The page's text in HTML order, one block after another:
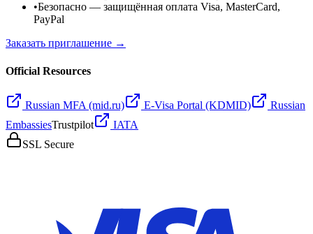
•Безопасно — защищённая оплата Visa, MasterCard,
PayPal
Заказать приглашение →
Official Resources
Russian MFA (mid.ru) E-Visa Portal (KDMID)
Russian
EmbassiesTrustpilot
IATA
SSL Secure